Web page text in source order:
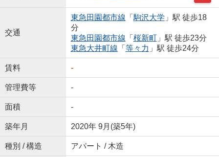
交通
東急田園都市線 「 駒沢大学 」駅 徒歩18
分
東急田園都市線 「 桜新町」駅 徒歩23分
東急大井町線 「 等々力 」駅 徒歩24分
賃料 -
管理費等 -
面積 -
築年月 2020年 9月(築5年)
種別 / 構造 アパート / 木造